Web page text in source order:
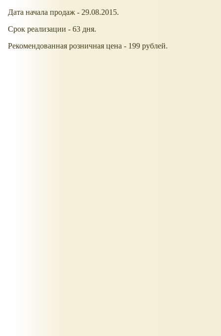
Дата начала продаж - 29.08.2015.
Срок реализации - 63 дня.
Рекомендованная розничная цена - 199 рублей.